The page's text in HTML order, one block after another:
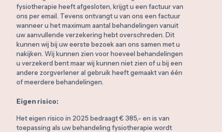
fysiotherapie heeft afgesloten, krijgt u een factuur van
ons per email. Tevens ontvangt u van ons een factuur
wanneer u het maximum aantal behandelingen vanuit
uw aanvullende verzekering hebt overschreden. Dit
kunnen wij bij uw eerste bezoek aan ons samen met u
nakijken. Wij kunnen zien voor hoeveel behandelingen
u verzekerd bent maar wij kunnen niet zien of u bij een
andere zorgverlener al gebruik heeft gemaakt van één
of meerdere behandelingen.
Eigen risico:
Het eigen risico in 2025 bedraagt € 385,- en is van
toepassing als uw behandeling fysiotherapie wordt